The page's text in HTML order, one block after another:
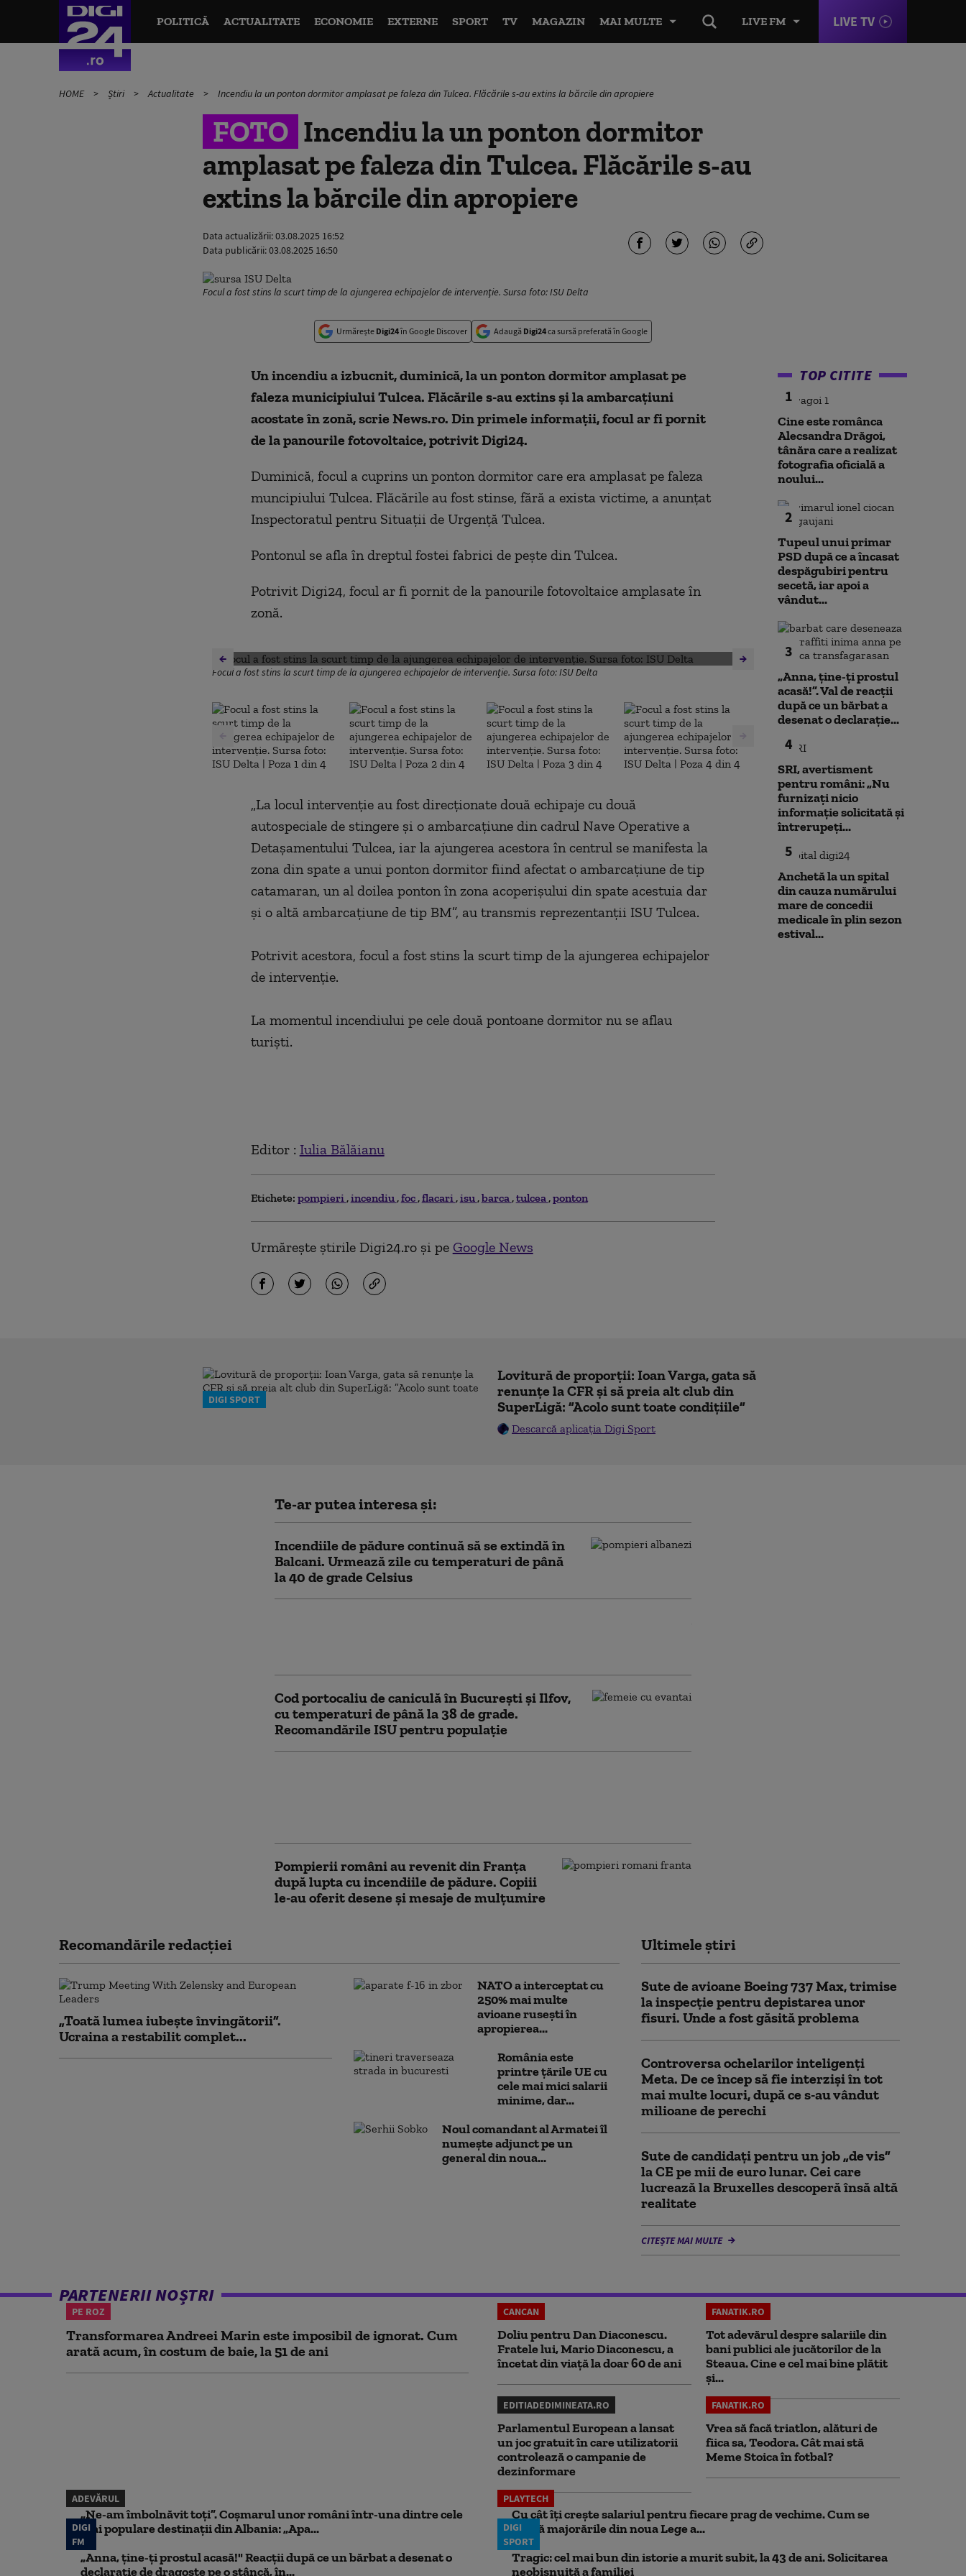
LIVE FM LIVE TV
POLITICĂ ACTUALITATE ECONOMIE EXTERNE SPORT TV MAGAZIN MAI MULTE
HOME Știri Actualitate Incendiu la un ponton dormitor amplasat pe faleza din Tulcea. Flăcările s-au extins la bărcile din apropiere
FOTO Incendiu la un ponton dormitor
amplasat pe faleza din Tulcea. Flăcările s-au
extins la bărcile din apropiere
Data actualizării:03.08.2025 16:52
Data publicării:03.08.2025 16:50
Focul a fost stins la scurt timp de la ajungerea echipajelor de intervenţie. Sursa foto: ISU Delta
Urmărește Digi24în Google Discover Adaugă Digi24ca sursă preferată în Google
Un incendiu a izbucnit, duminică, la un ponton dormitor amplasat pe
faleza municipiului Tulcea. Flăcările s-au extins şi la ambarcaţiuni
acostate în zonă, scrie News.ro. Din primele informații, focul ar fi pornit
de la panourile fotovoltaice, potrivit Digi24.
Duminică, focul a cuprins un ponton dormitor care era amplasat pe faleza
muncipiului Tulcea. Flăcările au fost stinse, fără a exista victime, a anunţat
Inspectoratul pentru Situaţii de Urgenţă Tulcea.
Pontonul se afla în dreptul fostei fabrici de peşte din Tulcea.
Potrivit Digi24, focul ar fi pornit de la panourile fotovoltaice amplasate în
zonă.
Focul a fost stins la scurt timp de la ajungerea echipajelor de intervenţie. Sursa foto: ISU Delta
„La locul intervenţie au fost direcţionate două echipaje cu două
autospeciale de stingere şi o ambarcaţiune din cadrul Nave Operative a
Detaşamentului Tulcea, iar la ajungerea acestora în centrul se manifesta la
zona din spate a unui ponton dormitor fiind afectat o ambarcaţiune de tip
catamaran, un al doilea ponton în zona acoperişului din spate acestuia dar
şi o altă ambarcaţiune de tip BM”, au transmis reprezentanţii ISU Tulcea.
Potrivit acestora, focul a fost stins la scurt timp de la ajungerea echipajelor
de intervenţie.
La momentul incendiului pe cele două pontoane dormitor nu se aflau
turişti.
Editor : Iulia Bălăianu
Etichete: pompieri incendiu foc flacari isu barca tulcea ponton
Urmărește știrile Digi24.ro și pe Google News
TOP CITITE
1
Cine este românca
Alecsandra Drăgoi,
tânăra care a realizat
fotografia oficială a
noului...
2
Tupeul unui primar
PSD după ce a încasat
despăgubiri pentru
secetă, iar apoi a
vândut...
3
„Anna, ţine-ţi prostul
acasă!”. Val de reacții
după ce un bărbat a
desenat o declarație...
4
SRI, avertisment
pentru români: „Nu
furnizați nicio
informație solicitată și
întrerupeți...
5
Anchetă la un spital
din cauza numărului
mare de concedii
medicale în plin sezon
estival...
DIGI SPORT
Lovitură de proporții: Ioan Varga, gata să
renunțe la CFR și să preia alt club din
SuperLigă: ”Acolo sunt toate condițiile”
Descarcă aplicația Digi Sport
Te-ar putea interesa și:
Incendiile de pădure continuă să se extindă în
Balcani. Urmează zile cu temperaturi de până
la 40 de grade Celsius
Cod portocaliu de caniculă în București și Ilfov,
cu temperaturi de până la 38 de grade.
Recomandările ISU pentru populație
Pompierii români au revenit din Franța
după lupta cu incendiile de pădure. Copiii
le-au oferit desene și mesaje de mulțumire
Recomandările redacţiei
„Toată lumea iubește învingătorii”.
Ucraina a restabilit complet...
NATO a interceptat cu
250% mai multe
avioane rusești în
apropierea...
România este
printre țările UE cu
cele mai mici salarii
minime, dar...
Noul comandant al Armatei îl
numește adjunct pe un
general din noua...
Ultimele știri
Sute de avioane Boeing 737 Max, trimise
la inspecție pentru depistarea unor
fisuri. Unde a fost găsită problema
Controversa ochelarilor inteligenți
Meta. De ce încep să fie interziși în tot
mai multe locuri, după ce s-au vândut
milioane de perechi
Sute de candidați pentru un job „de vis”
la CE pe mii de euro lunar. Cei care
lucrează la Bruxelles descoperă însă altă
realitate
CITEȘTE MAI MULTE
PARTENERII NOȘTRI
PE ROZ
Transformarea Andreei Marin este imposibil de ignorat. Cum
arată acum, în costum de baie, la 51 de ani
CANCAN
Doliu pentru Dan Diaconescu.
Fratele lui, Mario Diaconescu, a
încetat din viață la doar 60 de ani
FANATIK.RO
Tot adevărul despre salariile din
bani publici ale jucătorilor de la
Steaua. Cine e cel mai bine plătit
și...
EDITIADEDIMINEATA.RO
Parlamentul European a lansat
un joc gratuit în care utilizatorii
controlează o campanie de
dezinformare
FANATIK.RO
Vrea să facă triatlon, alături de
fiica sa, Teodora. Cât mai stă
Meme Stoica în fotbal?
ADEVĂRUL
„Ne-am îmbolnăvit toți”. Coșmarul unor români într-una dintre cele
mai populare destinații din Albania: „Apa...
PLAYTECH
Cu cât îți crește salariul pentru fiecare prag de vechime. Cum se
aplică majorările din noua Lege a...
DIGI
FM
„Anna, ţine-ţi prostul acasă!" Reacţii după ce un bărbat a desenat o
declaraţie de dragoste pe o stâncă, în...
DIGI
SPORT
Tragic: cel mai bun din istorie a murit subit, la 43 de ani. Solicitarea
neobișnuită a familiei